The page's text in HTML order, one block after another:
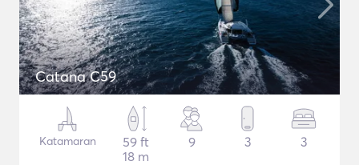
Catana C59
Katamaran
59 ft
18 m
9 3 3